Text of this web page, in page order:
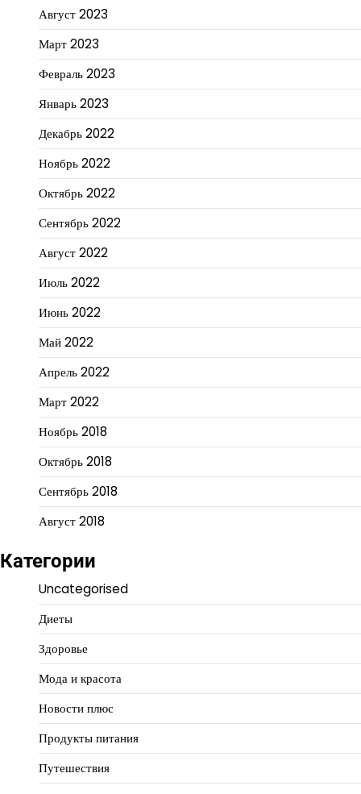
Август 2023
Март 2023
Февраль 2023
Январь 2023
Декабрь 2022
Ноябрь 2022
Октябрь 2022
Сентябрь 2022
Август 2022
Июль 2022
Июнь 2022
Май 2022
Апрель 2022
Март 2022
Ноябрь 2018
Октябрь 2018
Сентябрь 2018
Август 2018
Категории
Uncategorised
Диеты
Здоровье
Мода и красота
Новости плюс
Продукты питания
Путешествия